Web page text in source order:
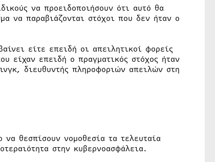
να προειδοποιήσουν ότι αυτό θα
να παραβιάζονται στόχοι που δεν ήταν ο
είτε επειδή οι απειλητικοί φορείς
είχαν επειδή ο πραγματικός στόχος ήταν
διευθυντής πληροφοριών απειλών στη
θεσπίσουν νομοθεσία τα τελευταία
στην κυβερνοασφάλεια.